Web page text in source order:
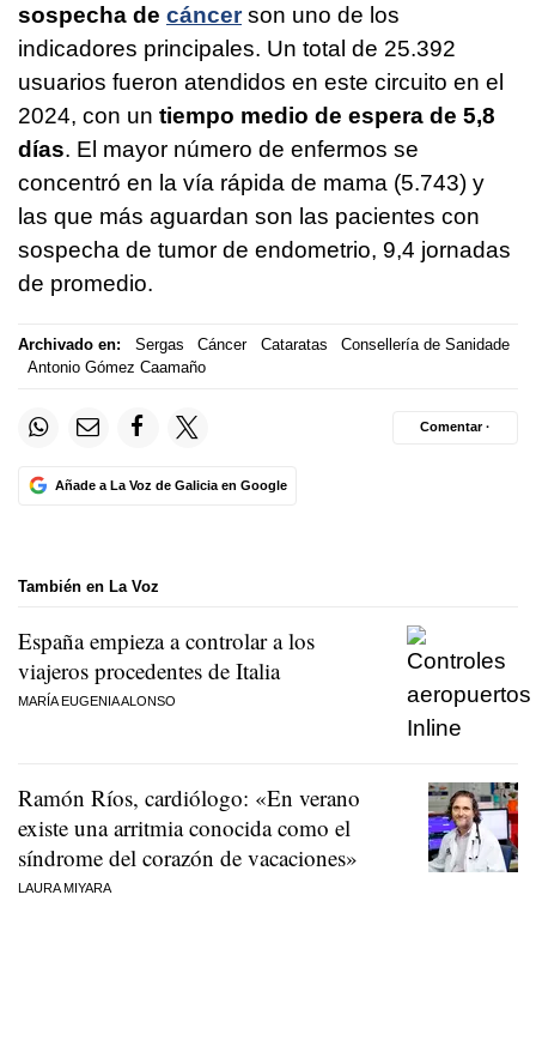
sospecha de cáncerson uno de los
indicadores principales. Un total de 25.392
usuarios fueron atendidos en este circuito en el
2024, con un tiempo medio de espera de 5,8
días. El mayor número de enfermos se
concentró en la vía rápida de mama (5.743) y
las que más aguardan son las pacientes con
sospecha de tumor de endometrio, 9,4 jornadas
de promedio.
Archivado en: Sergas Cáncer Cataratas
Consellería de Sanidade
Antonio Gómez Caamaño
Añade a La Voz de Galicia en Google
Comentar ·
También en La Voz
España empieza a controlar a los
viajeros procedentes de Italia
MARÍA EUGENIA ALONSO
Ramón Ríos, cardiólogo: «En verano
existe una arritmia conocida como el
síndrome del corazón de vacaciones»
LAURA MIYARA